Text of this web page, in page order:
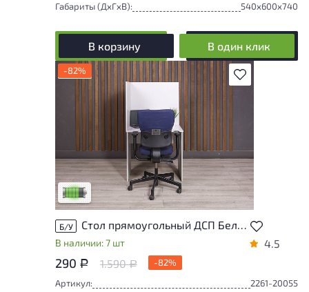
Габариты (ДxГxВ):
540x600x740
В корзину В один клик
В избранное
-82%
У товара присутствуют незначительные
следы эксплуатации, не влияющие на
удобство его использования
Низкая степень износа
Б/У Стол прямоугольный ДСП Белый Россия
В наличии: 7 шт 4.5
290 Р 1.590Р
-82%
Артикул:
2261-20055